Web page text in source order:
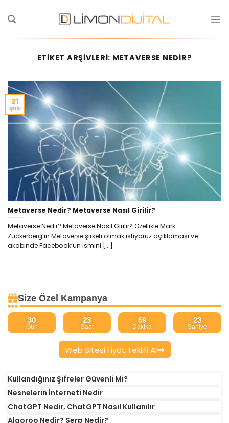
ETIKET ARŞIVLERI: METAVERSE NEDIR?
Metaverse Nedir? Metaverse Nasıl Girilir?
Metaverse Nedir? Metaverse Nasıl Girilir? Özellikle Mark
Zuckerberg’in Metaverse şirketi olmak istiyoruz açıklaması ve
akabinde Facebook‘un ismini [...]
21
Şub
Size Özel Kampanya
30
Gün
23
Saat
59
Dakika
23
Saniye
Web Sitesi Fiyat Teklifi Al
Kullandığınız Şifreler Güvenli Mi?
Nesnelerin İnterneti Nedir
ChatGPT Nedir, ChatGPT Nasıl Kullanılır
Algoroo Nedir? Serp Nedir?